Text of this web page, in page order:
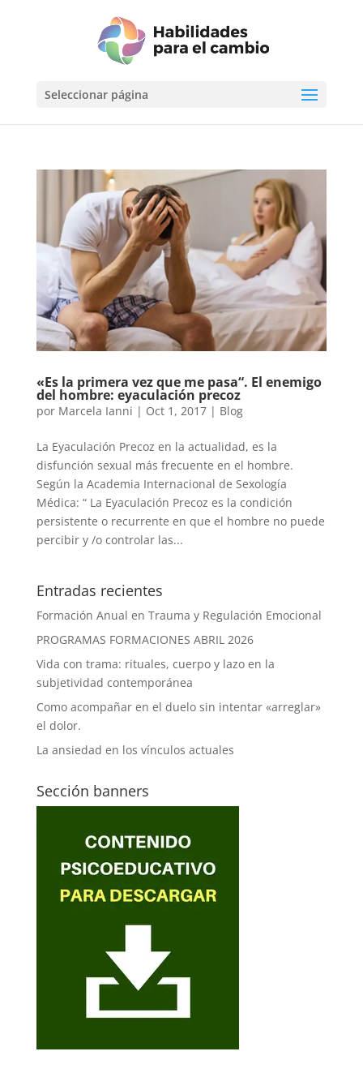
Seleccionar página
«Es la primera vez que me pasa“. El enemigo
del hombre: eyaculación precoz
por Marcela Ianni | Oct 1, 2017| Blog
La Eyaculación Precoz en la actualidad, es la
disfunción sexual más frecuente en el hombre.
Según la Academia Internacional de Sexología
Médica: “ La Eyaculación Precoz es la condición
persistente o recurrente en que el hombre no puede
percibir y /o controlar las...
Entradas recientes
Formación Anual en Trauma y Regulación Emocional
PROGRAMAS FORMACIONES ABRIL 2026
Vida con trama: rituales, cuerpo y lazo en la
subjetividad contemporánea
Como acompañar en el duelo sin intentar «arreglar»
el dolor.
La ansiedad en los vínculos actuales
Sección banners